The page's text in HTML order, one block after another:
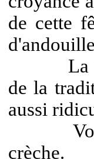
de cette
La
de la
aussi
Vous
crèche.